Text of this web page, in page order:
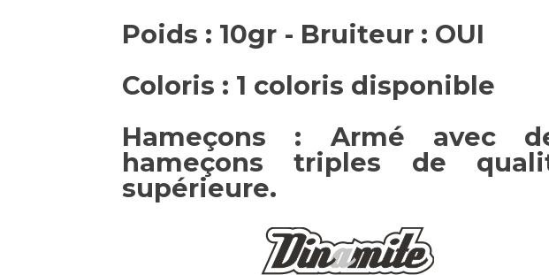
Poids : 10gr - Bruiteur : OUI
Coloris : 1 coloris disponible
Hameçons : Armé avec
hameçons triples de
supérieure.